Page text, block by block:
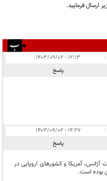
ارسال فرمایید.
|
۱۲:۱۳ - ۱۴۰۳/۰۹/۰۲
پاسخ
|
۱۴:۲۷ - ۱۴۰۳/۰۹/۰۲
پاسخ
آمریکا و کشورهای اروپایی در
بوده است.